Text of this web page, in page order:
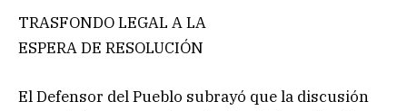
TRASFONDO LEGAL A LA
ESPERA DE RESOLUCIÓN
El Defensor del Pueblo subrayó que la discusión